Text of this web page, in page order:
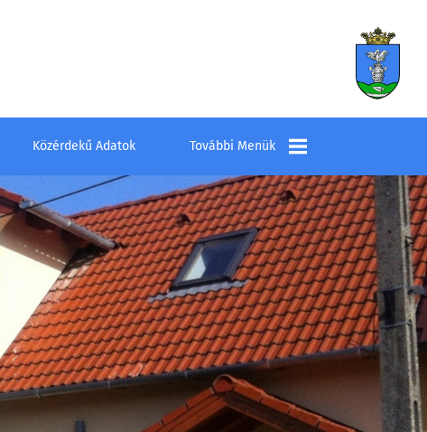
Közérdekű Adatok További Menük
Település
Elérhetőségek
Látnivalók
Szombathelyi
Kistérség Többcélú
Társulás